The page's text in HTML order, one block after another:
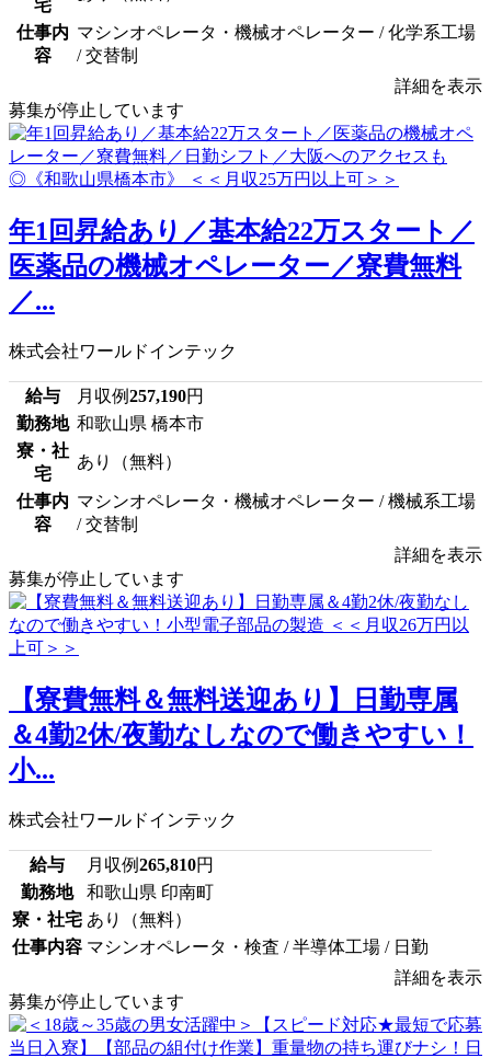
宅
仕事内
容
マシンオペレータ・機械オペレーター / 化学系工場
/ 交替制
詳細を表示
募集が停止しています
年1回昇給あり／基本給22万スタート／
医薬品の機械オペレーター／寮費無料
／...
株式会社ワールドインテック
給与 月収例257,190円
勤務地 和歌山県 橋本市
寮・社
宅
あり（無料）
仕事内
容
マシンオペレータ・機械オペレーター / 機械系工場
/ 交替制
詳細を表示
募集が停止しています
【寮費無料＆無料送迎あり】日勤専属
＆4勤2休/夜勤なしなので働きやすい！
小...
株式会社ワールドインテック
給与 月収例265,810円
勤務地
和歌山県 印南町
寮・社宅 あり（無料）
仕事内容 マシンオペレータ・検査 / 半導体工場 / 日勤
詳細を表示
募集が停止しています